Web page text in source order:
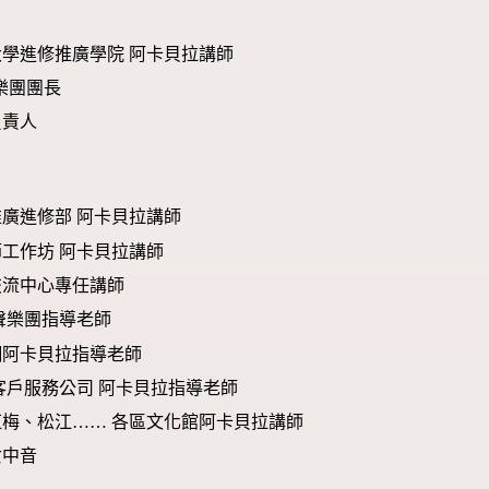
進修推廣學院 阿卡貝拉講師
團團長
人
進修部 阿卡貝拉講師
作坊 阿卡貝拉講師
中心專任講師
樂團指導老師
卡貝拉指導老師
戶服務公司 阿卡貝拉指導老師
梅、松江…… 各區文化館阿卡貝拉講師
音